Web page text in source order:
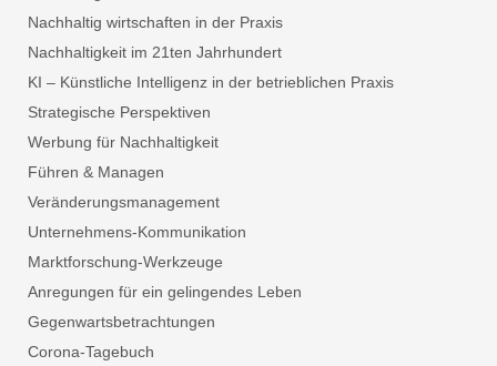
Nachhaltig wirtschaften in der Praxis
Nachhaltigkeit im 21ten Jahrhundert
KI – Künstliche Intelligenz in der betrieblichen Praxis
Strategische Perspektiven
Werbung für Nachhaltigkeit
Führen & Managen
Veränderungsmanagement
Unternehmens-Kommunikation
Marktforschung-Werkzeuge
Anregungen für ein gelingendes Leben
Gegenwartsbetrachtungen
Corona-Tagebuch